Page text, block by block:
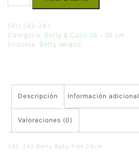
SKU: 342-343
Categoría: Betty & Cuco 28 - 35 cm
Etiqueta: Betty Verano
Descripción Información adicional
Valoraciones (0)
342-343 Betty Baby Pink 28cm